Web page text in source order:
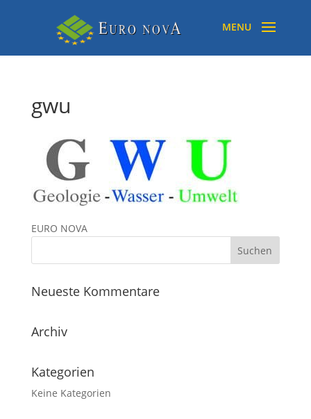
gwu
EURO NOVA
Neueste Kommentare
Archiv
Kategorien
Keine Kategorien